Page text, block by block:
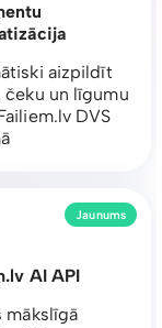
aizpildīt
čeku un līgumu
DVS
AI API
mākslīgā
Jaunums